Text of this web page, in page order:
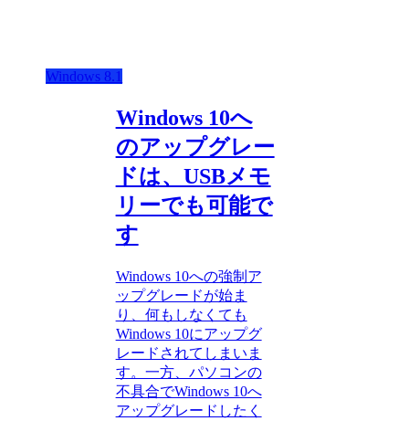
Windows 8.1
Windows 10へ
のアップグレー
ドは、USBメモ
リーでも可能で
す
Windows 10への強制ア
ップグレードが始ま
り、何もしなくても
Windows 10にアップグ
レードされてしまいま
す。一方、パソコンの
不具合でWindows 10へ
アップグレードしたく